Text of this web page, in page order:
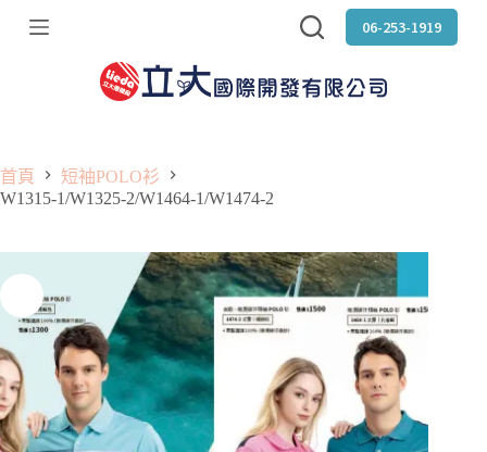
跳
06-253-1919
首頁
短袖POLO衫
W1315-1/W1325-2/W1464-1/W1474-2